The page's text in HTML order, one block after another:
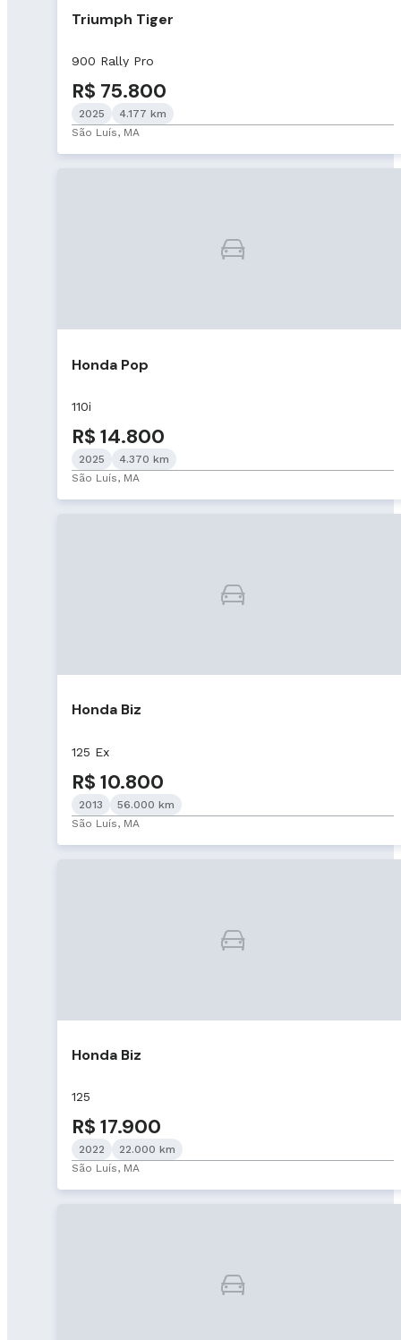
Triumph Tiger
900 Rally Pro
R$ 75.800
2025
4.177 km
São Luís, MA
Honda Pop
110i
R$ 14.800
2025
4.370 km
São Luís, MA
Honda Biz
125 Ex
R$ 10.800
2013
56.000 km
São Luís, MA
Honda Biz
125
R$ 17.900
2022
22.000 km
São Luís, MA